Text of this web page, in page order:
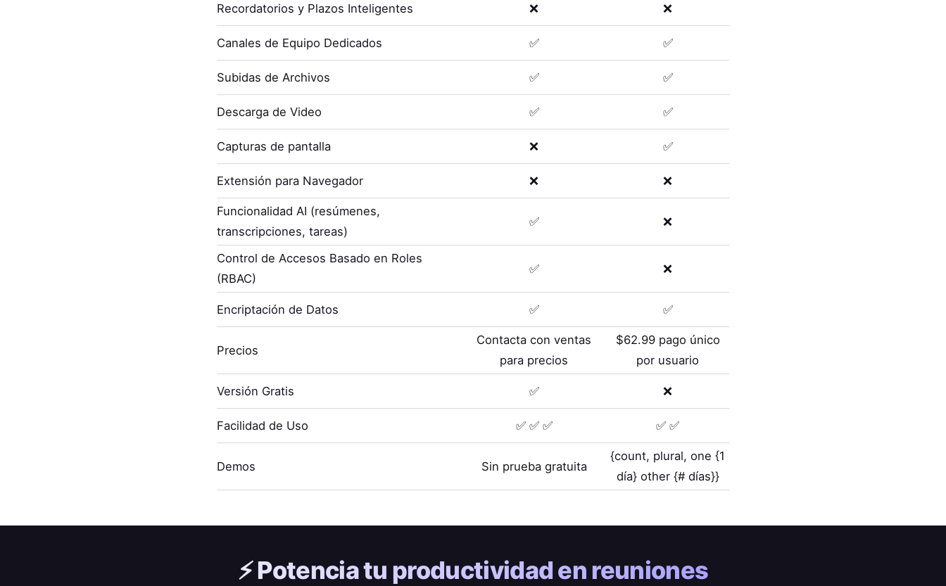
Recordatorios y Plazos Inteligentes ❌ ❌
Canales de Equipo Dedicados ✅ ✅
Subidas de Archivos ✅ ✅
Descarga de Video ✅ ✅
Capturas de pantalla ❌ ✅
Extensión para Navegador ❌ ❌
Funcionalidad AI (resúmenes,
transcripciones, tareas)
✅ ❌
Control de Accesos Basado en Roles
(RBAC)
✅ ❌
Encriptación de Datos ✅ ✅
Precios
Contacta con ventas
para precios
$62.99 pago único
por usuario
Versión Gratis ✅ ❌
Facilidad de Uso ✅ ✅ ✅ ✅ ✅
Demos Sin prueba gratuita
{count, plural, one {1
día} other {# días}}
⚡️Potencia tu productividad en reuniones